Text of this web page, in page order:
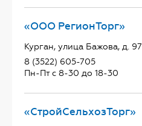
«ООО РегионТорг»
Курган, улица Бажова, д. 97
8 (3522) 605-705
Пн-Пт с 8-30 до 18-30
«СтройСельхозТорг»